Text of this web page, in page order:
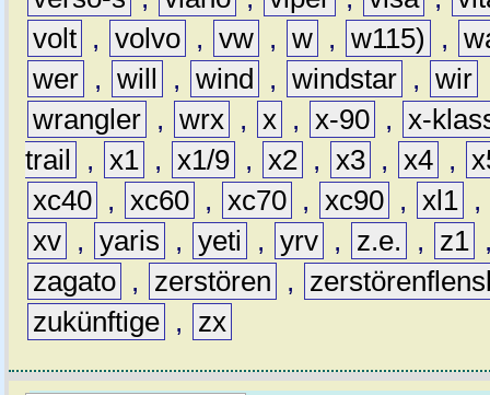
volt , volvo , vw , w , w115) ,
wer , will , wind , windstar , wir
wrangler , wrx , x , x-90 , x-
trail
, x1 , x1/9 , x2 , x3 , x4 ,
xc40 , xc60 , xc70 , xc90 , xl1 ,
xv , yaris , yeti , yrv , z.e. , z1
zagato , zerstören ,
zukünftige , zx